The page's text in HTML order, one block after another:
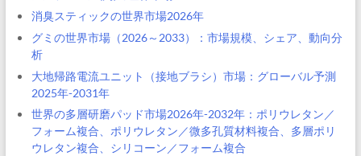
消臭スティックの世界市場2026年
グミの世界市場（2026～2033）：市場規模、シェア、動向分
析
大地帰路電流ユニット（接地ブラシ）市場：グローバル予測
2025年-2031年
世界の多層研磨パッド市場2026年-2032年：ポリウレタン／
フォーム複合、ポリウレタン／微多孔質材料複合、多層ポリ
ウレタン複合、シリコーン／フォーム複合